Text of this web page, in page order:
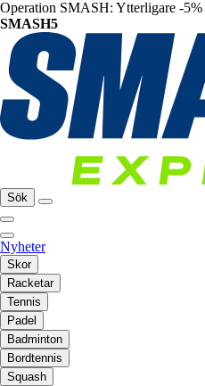
Operation SMASH: Ytterligare -5%
SMASH5
Sök
Nyheter
Skor
Racketar
Tennis
Padel
Badminton
Bordtennis
Squash